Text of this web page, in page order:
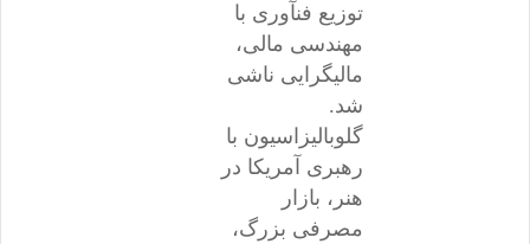
توزیع فنآوری با
مهندسی مالی،
مالیگرایی ناشی
شد.
گلوبالیزاسیون با
رهبری آمریکا در
هنر، بازار
مصرفی بزرگ،